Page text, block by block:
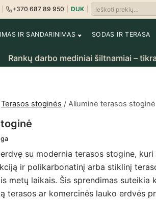
krepšelį
+370 687 89 950 DUK Ieškoti prekių
IR SANDARINIMAS SODAS IR TERASA
mediniai šiltnamiai – tikra kokybė
Terasos stoginės / Aliuminė terasos stoginė
su modernia terasos stogine, kuri
ir polikarbonatinį arba stiklinį
metų laikais. Šis sprendimas suteikia
terasos ar komercinės lauko erdvės